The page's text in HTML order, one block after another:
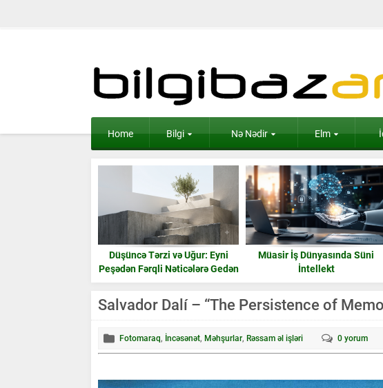
Home Bilgi Nə Nədir Elm
Düşüncə Tərzi və Uğur: Eyni
Peşədən Fərqli Nəticələrə Gedən
Müasir İş Dünyasında Süni
İntellekt
Salvador Dalí – “The Persistence of
Fotomaraq, İncəsənət, Məhşurlar, Rəssam əl işləri 0 yorum